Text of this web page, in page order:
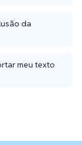
da
meu texto